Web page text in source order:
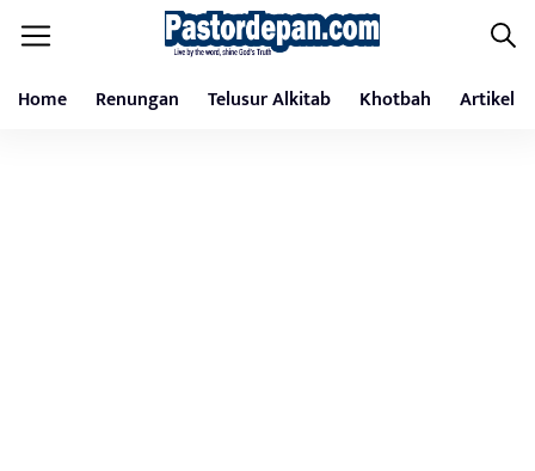
Home Renungan Telusur Alkitab Khotbah Artikel